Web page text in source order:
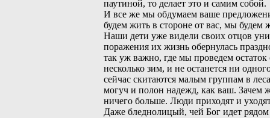
паутиной, то делает это и самим собой.
И все же мы обдумаем ваше
будем жить в стороне от вас, мы
Наши дети уже видели своих отцов
поражения их жизнь обернулась
так уж важно, где мы проведем
несколько зим, и не останется ни
сейчас скитаются малым группам в
могуч и полон надежд, как ваш. Зачем
ничего больше. Люди приходят и
Даже бледнолицый, чей Бог идет